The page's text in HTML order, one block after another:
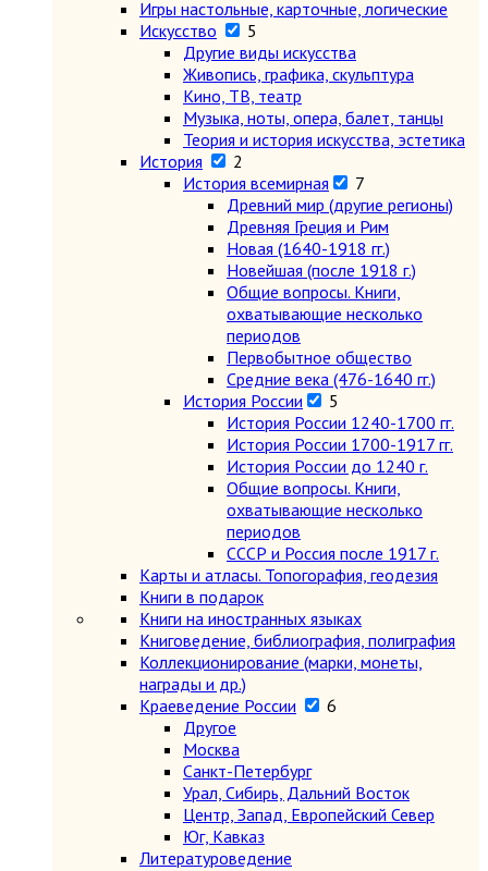
Игры настольные, карточные, логические
Искусство
5
Другие виды искусства
Живопись, графика, скульптура
Кино, ТВ, театр
Музыка, ноты, опера, балет, танцы
Теория и история искусства, эстетика
История
2
История всемирная
7
Древний мир (другие регионы)
Древняя Греция и Рим
Новая (1640-1918 гг.)
Новейшая (после 1918 г.)
Общие вопросы. Книги,
охватывающие несколько
периодов
Первобытное общество
Средние века (476-1640 гг.)
История России
5
История России 1240-1700 гг.
История России 1700-1917 гг.
История России до 1240 г.
Общие вопросы. Книги,
охватывающие несколько
периодов
СССР и Россия после 1917 г.
Карты и атласы. Топогорафия, геодезия
Книги в подарок
Книги на иностранных языках
Книговедение, библиография, полиграфия
Коллекционирование (марки, монеты,
награды и др.)
Краеведение России
6
Другое
Москва
Санкт-Петербург
Урал, Сибирь, Дальний Восток
Центр, Запад, Европейский Север
Юг, Кавказ
Литературоведение